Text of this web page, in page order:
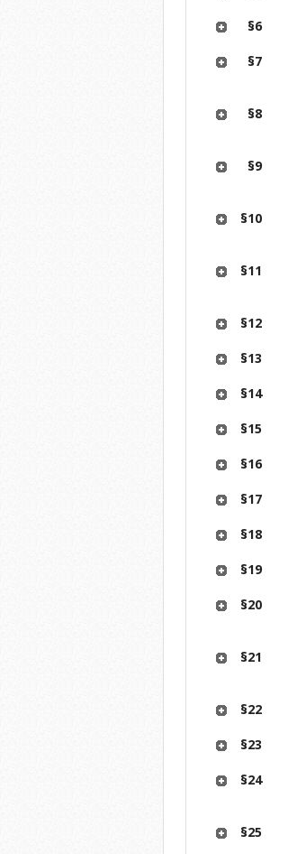
§6
§7
§8
§9
§10
§11
§12
§13
§14
§15
§16
§17
§18
§19
§20
§21
§22
§23
§24
§25